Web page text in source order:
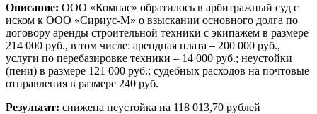
Описание: ООО «Компас» обратилось в арбитражный суд с
иском к ООО «Сириус-М» о взыскании основного долга по
договору аренды строительной техники с экипажем в размере
214 000 руб., в том числе: арендная плата – 200 000 руб.,
услуги по перебазировке техники – 14 000 руб.; неустойки
(пени) в размере 121 000 руб.; судебных расходов на почтовые
отправления в размере 240 руб.
Результат: снижена неустойка на 118 013,70 рублей